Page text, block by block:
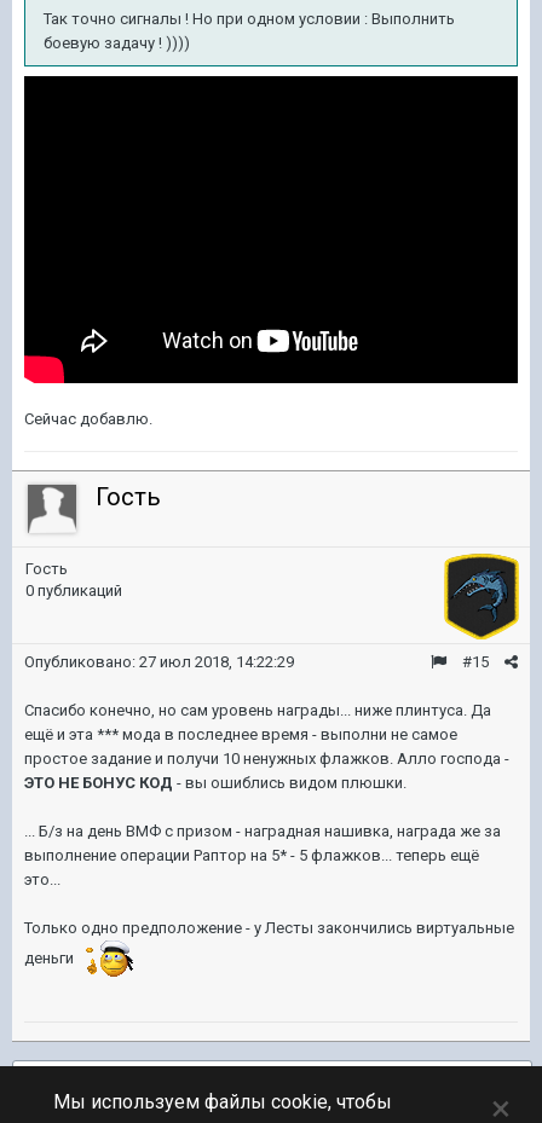
Так точно сигналы ! Но при одном условии : Выполнить
боевую задачу ! ))))
Сейчас добавлю.
Гость
Гость
0 публикаций
#15
Опубликовано: 27 июл 2018, 14:22:29
Спасибо конечно, но сам уровень награды... ниже плинтуса. Да
ещё и эта *** мода в последнее время - выполни не самое
простое задание и получи 10 ненужных флажков. Алло господа -
ЭТО НЕ БОНУС КОД - вы ошиблись видом плюшки.
... Б/з на день ВМФ с призом - наградная нашивка, награда же за
выполнение операции Раптор на 5* - 5 флажков... теперь ещё
это...
Только одно предположение - у Лесты закончились виртуальные
деньги
Мы используем файлы cookie, чтобы
×